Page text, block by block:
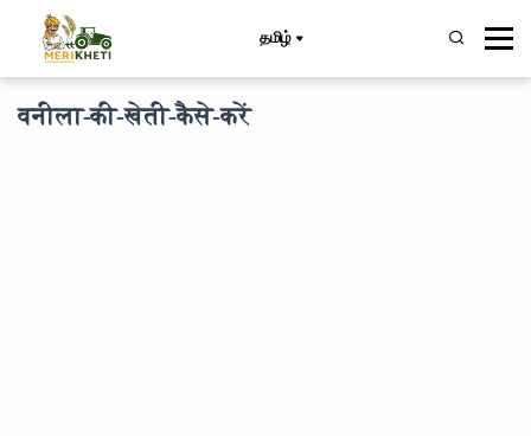
தமிழ்
वनीला-की-खेती-कैसे-करें